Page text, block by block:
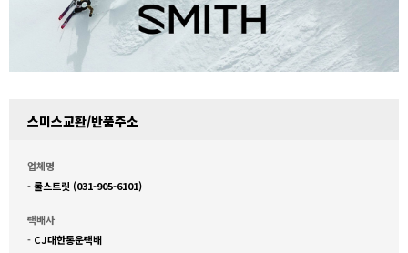
스미스교환/반품주소
업체명
-롤스트릿 (031-905-6101)
택배사
- CJ대한통운택배